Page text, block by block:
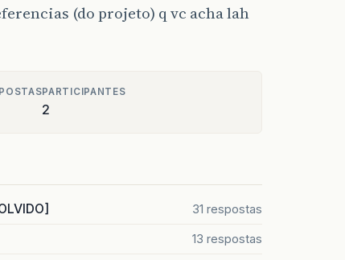
(do projeto) q vc acha lah
PARTICIPANTES
2
31 respostas
13 respostas